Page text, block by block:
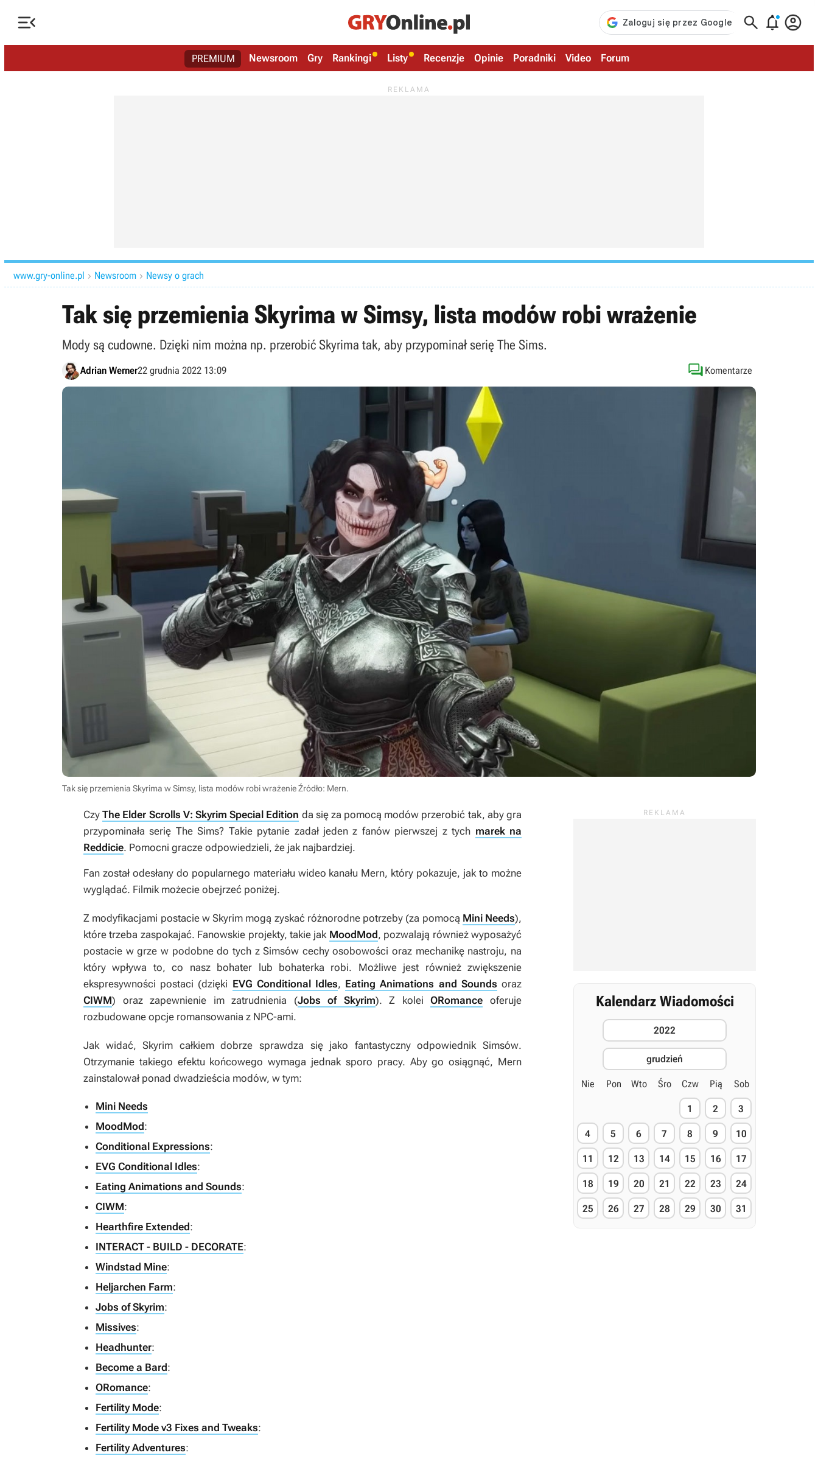
   
PREMIUM Newsroom Gry Rankingi Listy Recenzje Opinie Poradniki Video Forum
www.gry-online.pl  Newsroom  Newsy o grach
Tak się przemienia Skyrima w Simsy, lista modów robi wrażenie
Mody są cudowne. Dzięki nim można np. przerobić Skyrima tak, aby przypominał serię The Sims.
Adrian Werner22 grudnia 2022 13:09  Komentarze
Tak się przemienia Skyrima w Simsy, lista modów robi wrażenieŹródło: Mern.
CzyThe Elder Scrolls V: Skyrim Special Edition da się za pomocą modów przerobić tak, aby gra
przypominała serię The Sims? Takie pytanie zadał jeden z fanów pierwszej z tych marek na
Reddicie. Pomocni gracze odpowiedzieli, że jak najbardziej.
Fan został odesłany do popularnego materiału wideo kanału Mern, który pokazuje, jak to możne
wyglądać. Filmik możecie obejrzeć poniżej.
Z modyfikacjami postacie w Skyrim mogą zyskać różnorodne potrzeby (za pomocą Mini Needs),
które trzeba zaspokajać. Fanowskie projekty, takie jak MoodMod, pozwalają również wyposażyć
postacie w grze w podobne do tych zSimsów cechy osobowości oraz mechanikę nastroju, na
który wpływa to, co nasz bohater lub bohaterka robi. Możliwe jest również zwiększenie
ekspresywności postaci (dzięki EVG Conditional Idles, Eating Animations and Sounds oraz
CIWM) oraz zapewnienie im zatrudnienia (Jobs of Skyrim). Z koleiORomance oferuje
rozbudowane opcje romansowania z NPC-ami.
Jak widać,Skyrim całkiem dobrze sprawdza się jako fantastyczny odpowiednikSimsów.
Otrzymanie takiego efektu końcowego wymaga jednak sporo pracy. Aby go osiągnąć, Mern
zainstalował ponad dwadzieścia modów, w tym:
Mini Needs
MoodMod:
Conditional Expressions:
EVG Conditional Idles:
Eating Animations and Sounds:
CIWM:
Hearthfire Extended:
INTERACT - BUILD - DECORATE:
Windstad Mine:
Heljarchen Farm:
Jobs of Skyrim:
Missives:
Headhunter:
Become a Bard:
ORomance:
Fertility Mode:
Fertility Mode v3 Fixes and Tweaks:
Fertility Adventures:
Kalendarz Wiadomości
2022
grudzień
Nie Pon Wto Śro Czw Pią Sob
1 2 3
4 5 6 7 8 9 10
11 12 13 14 15 16 17
18 19 20 21 22 23 24
25 26 27 28 29 30 31